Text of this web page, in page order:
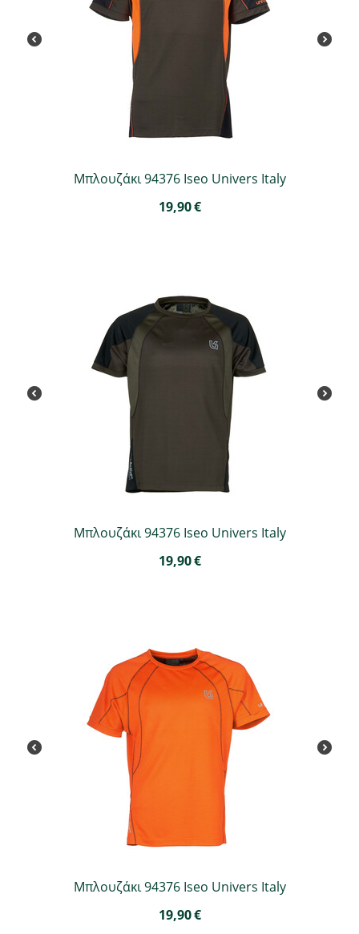
Μπλουζάκι 94376 Iseo Univers Italy
19,90€
Μπλουζάκι 94376 Iseo Univers Italy
19,90€
Μπλουζάκι 94376 Iseo Univers Italy
19,90€